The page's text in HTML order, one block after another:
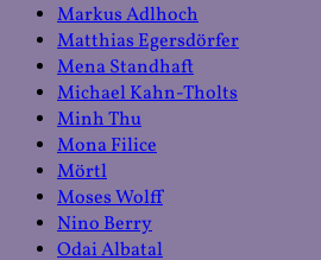
Markus Adlhoch
Matthias Egersdörfer
Mena Standhaft
Michael Kahn-Tholts
Minh Thu
Mona Filice
Mörtl
Moses Wolff
Nino Berry
Odai Albatal